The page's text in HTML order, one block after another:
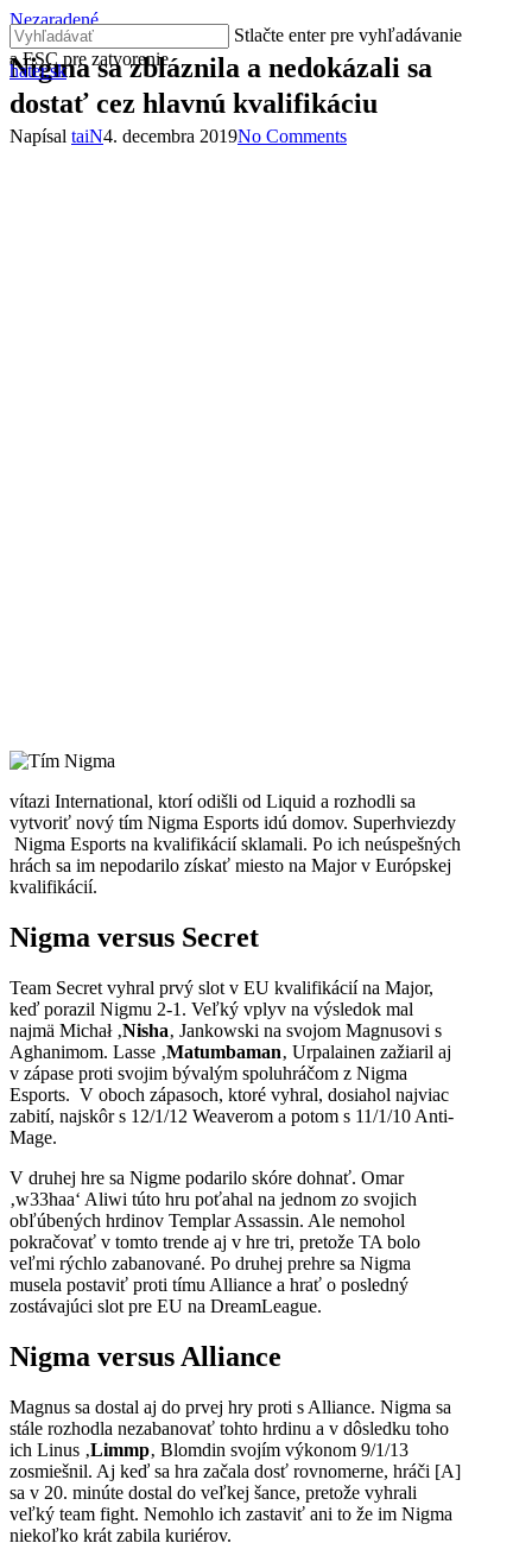
Skip
to
main
content
Stlačte enter pre vyhľadávanie
a ESC pre zatvorenie
Close
Search
hater.sk
Nezaradené
Nigma sa zbláznila a nedokázali sa
dostať cez hlavnú kvalifikáciu
Napísal taiN4. decembra 2019No Comments
vítazi International, ktorí odišli od Liquid a rozhodli sa
vytvoriť nový tím Nigma Esports idú domov. Superhviezdy
Nigma Esports na kvalifikácií sklamali. Po ich neúspešných
hrách sa im nepodarilo získať miesto na Major v Európskej
kvalifikácií.
Nigma versus Secret
Team Secret vyhral prvý slot v EU kvalifikácií na Major,
keď porazil Nigmu 2-1. Veľký vplyv na výsledok mal
najmä Michał ‚Nisha‚ Jankowski na svojom Magnusovi s
Aghanimom. Lasse ‚Matumbaman‚ Urpalainen zažiaril aj
v zápase proti svojim bývalým spoluhráčom z Nigma
Esports. V oboch zápasoch, ktoré vyhral, ​​dosiahol najviac
zabití, najskôr s 12/1/12 Weaverom a potom s 11/1/10 Anti-
Mage.
V druhej hre sa Nigme podarilo skóre dohnať. Omar
‚w33haa‘ Aliwi túto hru poťahal na jednom zo svojich
obľúbených hrdinov Templar Assassin. Ale nemohol
pokračovať v tomto trende aj v hre tri, pretože TA bolo
veľmi rýchlo zabanované. Po druhej prehre sa Nigma
musela postaviť proti tímu Alliance a hrať o posledný
zostávajúci slot pre EU na DreamLeague.
Nigma versus Alliance
Magnus sa dostal aj do prvej hry proti s Alliance. Nigma sa
stále rozhodla nezabanovať tohto hrdinu a v dôsledku toho
ich Linus ‚Limmp‚ Blomdin svojím výkonom 9/1/13
zosmiešnil. Aj keď sa hra začala dosť rovnomerne, hráči [A]
sa v 20. minúte dostal do veľkej šance, pretože vyhrali
veľký team fight. Nemohlo ich zastaviť ani to že im Nigma
niekoľko krát zabila kuriérov.